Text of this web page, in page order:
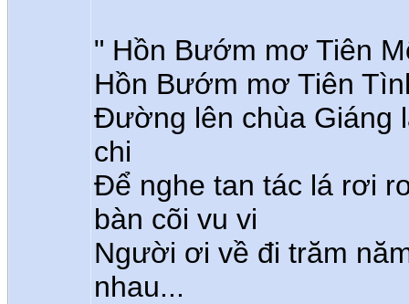
" Hồn Bướm mơ Tiên
Hồn Bướm mơ Tiên
Đường lên chùa Giáng
chi
Để nghe tan tác lá rơi
bàn cõi vu vi
Người ơi về đi trăm
nhau...